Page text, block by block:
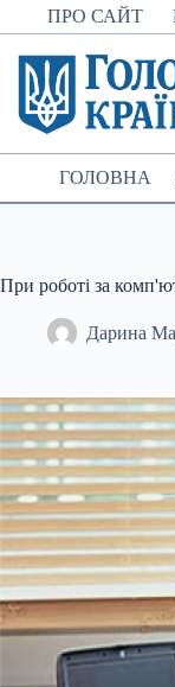
Перейти
до
вмісту
ПРО САЙТ
ГОЛОВНА
При роботі за
Дарина